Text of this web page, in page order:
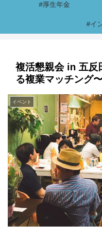
#厚生年金
#イ
複活懇親会 in 五反
る複業マッチング
イベント